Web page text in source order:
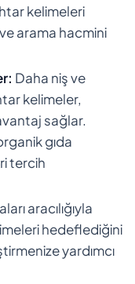
kelimeleri
arama hacmini
Daha niş ve
kelimeler,
sağlar.
gıda
tercih
aracılığıyla
hedeflediğini
yardımcı